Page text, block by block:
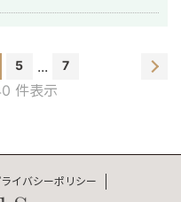
黒字化。 ↓ 幹部陣に参
学ぶ） 1年で売り上げと
大。 ↓ Webディレクタ
5 ... 7
件表示
イバシーポリシー